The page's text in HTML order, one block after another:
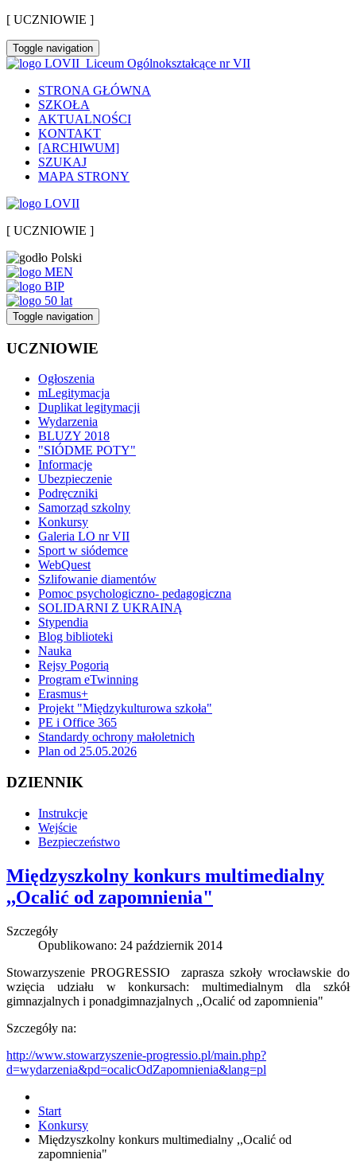
[ UCZNIOWIE ]
Toggle navigation
Liceum Ogólnokształcące nr VII
STRONA GŁÓWNA
SZKOŁA
AKTUALNOŚCI
KONTAKT
[ARCHIWUM]
SZUKAJ
MAPA STRONY
[ UCZNIOWIE ]
Toggle navigation
UCZNIOWIE
Ogłoszenia
mLegitymacja
Duplikat legitymacji
Wydarzenia
BLUZY 2018
"SIÓDME POTY"
Informacje
Ubezpieczenie
Podręczniki
Samorząd szkolny
Konkursy
Galeria LO nr VII
Sport w siódemce
WebQuest
Szlifowanie diamentów
Pomoc psychologiczno- pedagogiczna
SOLIDARNI Z UKRAINĄ
Stypendia
Blog biblioteki
Nauka
Rejsy Pogorią
Program eTwinning
Erasmus+
Projekt "Międzykulturowa szkoła"
PE i Office 365
Standardy ochrony małoletnich
Plan od 25.05.2026
DZIENNIK
Instrukcje
Wejście
Bezpieczeństwo
Międzyszkolny konkurs multimedialny
,,Ocalić od zapomnienia"
Szczegóły
Opublikowano: 24 październik 2014
Stowarzyszenie PROGRESSIO zaprasza szkoły wrocławskie do
wzięcia udziału w konkursach: multimedialnym dla szkół
gimnazjalnych i ponadgimnazjalnych ,,Ocalić od zapomnienia"
Szczegóły na:
http://www.stowarzyszenie-progressio.pl/main.php?
d=wydarzenia&pd=ocalicOdZapomnienia&lang=pl
Start
Konkursy
Międzyszkolny konkurs multimedialny ,,Ocalić od
zapomnienia"